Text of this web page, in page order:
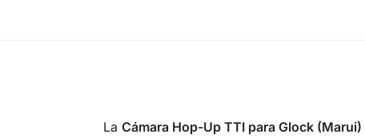
La Cámara Hop-Up TTI para Glock (Marui)